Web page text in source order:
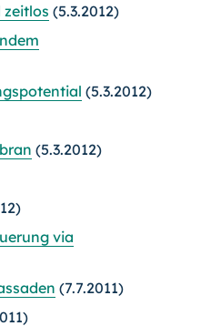
zeitlos (5.3.2012)
(5.3.2012)
(5.3.2012)
via
(7.7.2011)